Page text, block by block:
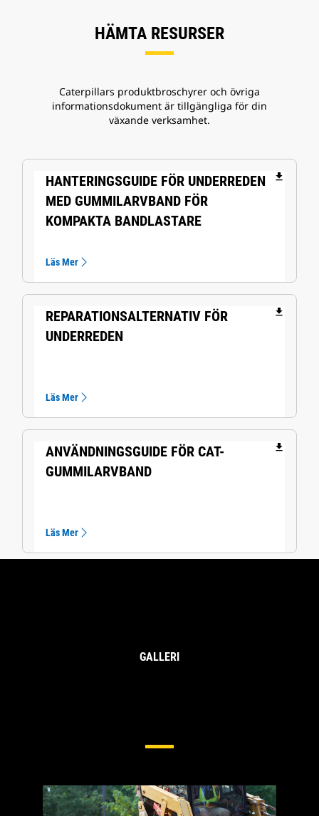
HÄMTA RESURSER
Caterpillars produktbroschyrer och övriga
informationsdokument är tillgängliga för din
växande verksamhet.
HANTERINGSGUIDE FÖR UNDERREDEN
MED GUMMILARVBAND FÖR
KOMPAKTA BANDLASTARE
file_download
Läs Mer
REPARATIONSALTERNATIV FÖR
UNDERREDEN
file_download
Läs Mer
ANVÄNDNINGSGUIDE FÖR CAT-
GUMMILARVBAND
file_download
Läs Mer
GALLERI